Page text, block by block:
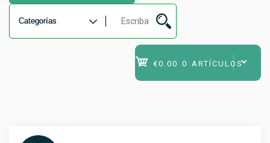
€0.00 0 ARTÍCULOS